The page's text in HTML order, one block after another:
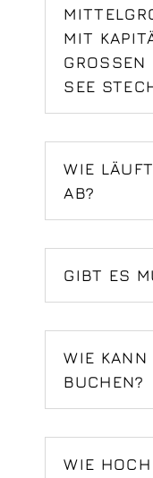
IT
ROSSEN
E
WIE
AB?
GIBT ES
WIE
BUCHEN?
WIE